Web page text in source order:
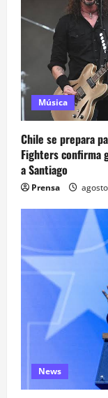
Música
Chile se prepara
Fighters confirma
a Santiago
Prensa
News